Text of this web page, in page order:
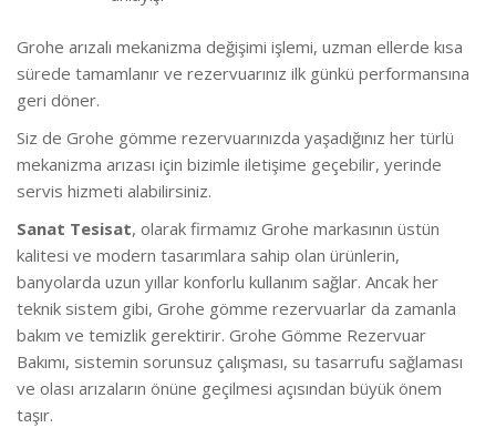
Grohe arızalı mekanizma değişimi işlemi, uzman ellerde kısa
sürede tamamlanır ve rezervuarınız ilk günkü performansına
geri döner.
Siz de Grohe gömme rezervuarınızda yaşadığınız her türlü
mekanizma arızası için bizimle iletişime geçebilir, yerinde
servis hizmeti alabilirsiniz.
Sanat Tesisat, olarak firmamız Grohe markasının üstün
kalitesi ve modern tasarımlara sahip olan ürünlerin,
banyolarda uzun yıllar konforlu kullanım sağlar. Ancak her
teknik sistem gibi, Grohe gömme rezervuarlar da zamanla
bakım ve temizlik gerektirir. Grohe Gömme Rezervuar
Bakımı, sistemin sorunsuz çalışması, su tasarrufu sağlaması
ve olası arızaların önüne geçilmesi açısından büyük önem
taşır.